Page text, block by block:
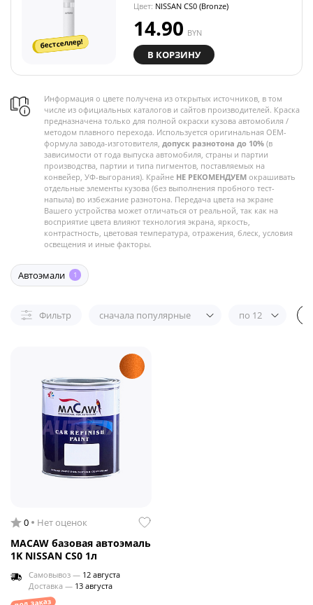
бестселлер!
Цвет: NISSAN CS0 (Bronze)
14.90 BYN
В КОРЗИНУ
Информация о цвете получена из открытых источников, в том
числе из официальных каталогов и сайтов производителей. Краска
предназначена только для полной окраски кузова автомобиля /
методом плавного перехода. Используется оригинальная OEM-
формула завода-изготовителя, допуск разнотона до 10% (в
зависимости от года выпуска автомобиля, страны и партии
производства, партии и типа пигментов, поставляемых на
конвейер, УФ-выгорания). Крайне НЕ РЕКОМЕНДУЕМ окрашивать
отдельные элементы кузова (без выполнения пробного тест-
напыла) во избежание разнотона. Передача цвета на экране
Вашего устройства может отличаться от реальной, так как на
восприятие цвета влияют технология экрана, яркость,
контрастность, цветовая температура, отражения, блеск, условия
освещения и иные факторы.
Автоэмали 1
Фильтр сначала популярные по 12
0 Нет оценок
MACAW базовая автоэмаль
1K NISSAN CS0 1л
Самовывоз — 12 августа
Доставка — 13 августа